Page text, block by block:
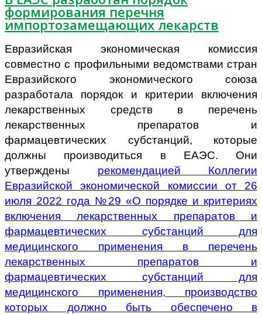
формирования перечня
импортозамещающих лекарств
Евразийская экономическая комиссия
совместно с профильными ведомствами стран
Евразийского экономического союза
разработала порядок и критерии включения
лекарственных средств в перечень
лекарственных препаратов и
фармацевтических субстанций, которые
должны производиться в ЕАЭС. Они
утверждены рекомендацией Коллегии
Евразийской экономической комиссии от 26
июля 2022 года №29 «О порядке и критериях
включения лекарственных препаратов и
фармацевтических субстанций для
медицинского применения в перечень
лекарственных препаратов и
фармацевтических субстанций для
медицинского применения, производство
которых должно быть обеспечено в